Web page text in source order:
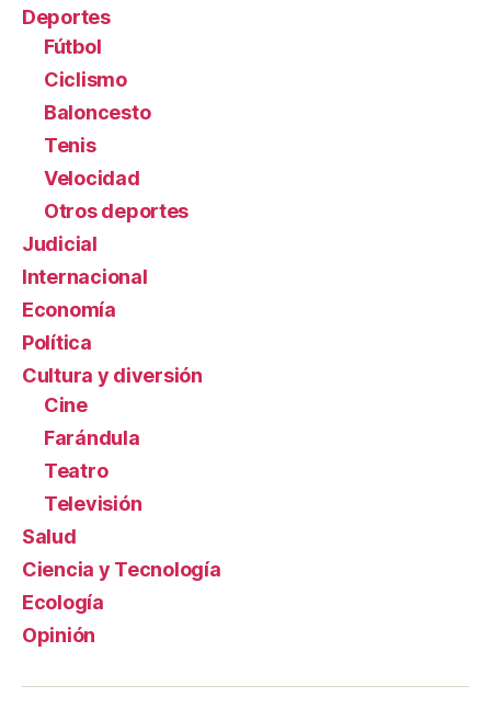
Deportes
Fútbol
Ciclismo
Baloncesto
Tenis
Velocidad
Otros deportes
Judicial
Internacional
Economía
Política
Cultura y diversión
Cine
Farándula
Teatro
Televisión
Salud
Ciencia y Tecnología
Ecología
Opinión